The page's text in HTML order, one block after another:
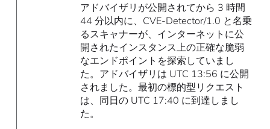
アドバイザリが公開されてから 3 時間
44 分以内に、CVE-Detector/1.0 と名乗
るスキャナーが、インターネットに公
開されたインスタンス上の正確な脆弱
なエンドポイントを探索していまし
た。アドバイザリは UTC 13:56 に公開
されました。最初の標的型リクエスト
は、同日の UTC 17:40 に到達しまし
た。